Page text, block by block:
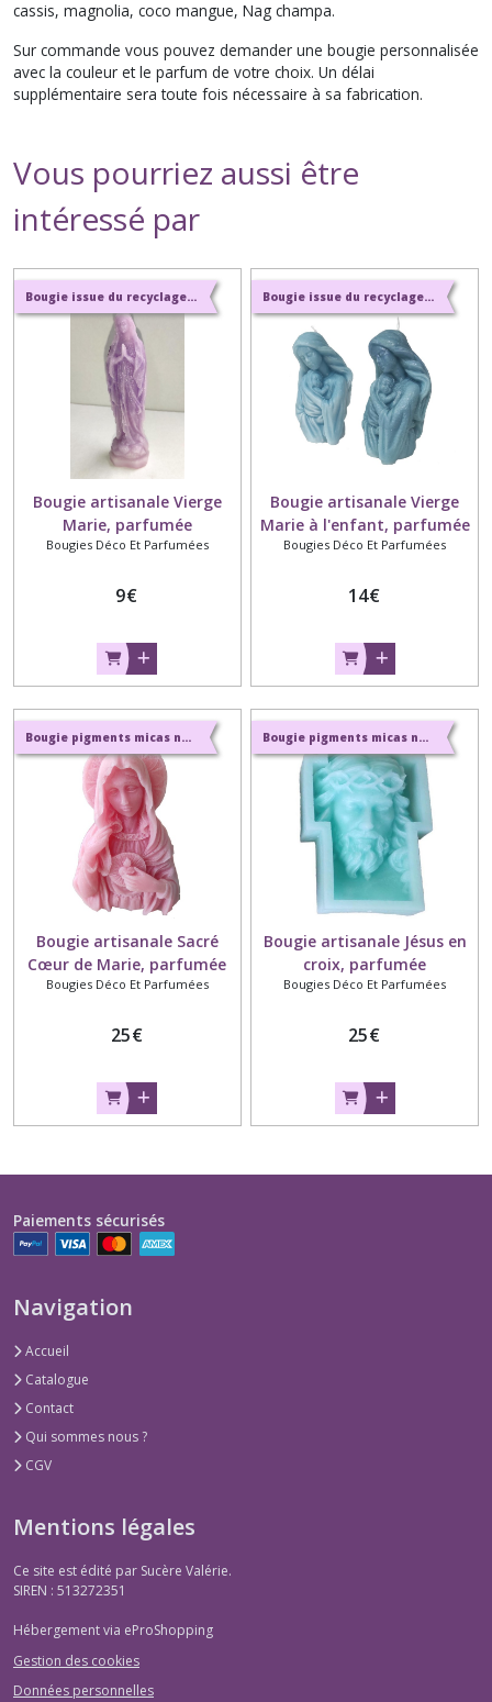
cassis, magnolia, coco mangue, Nag champa.
Sur commande vous pouvez demander une bougie personnalisée
avec la couleur et le parfum de votre choix. Un délai
supplémentaire sera toute fois nécessaire à sa fabrication.
Vous pourriez aussi être
intéressé par
Bougie issue du recyclage et parfums naturels de Grasse
Bougie artisanale Vierge
Marie, parfumée
Bougies Déco Et Parfumées
9€
Bougie issue du recyclage et parfums naturels de Grasse
Bougie artisanale Vierge
Marie à l'enfant, parfumée
Bougies Déco Et Parfumées
14€
Bougie pigments micas naturels et parfums naturels de Grasse
Bougie artisanale Sacré
Cœur de Marie, parfumée
Bougies Déco Et Parfumées
25€
Bougie pigments micas naturels et parfums naturels de Grasse
Bougie artisanale Jésus en
croix, parfumée
Bougies Déco Et Parfumées
25€
Paiements sécurisés
Navigation
Accueil
Catalogue
Contact
Qui sommes nous ?
CGV
Mentions légales
Ce site est édité par Sucère Valérie.
SIREN : 513272351
Hébergement via eProShopping
Gestion des cookies
Données personnelles